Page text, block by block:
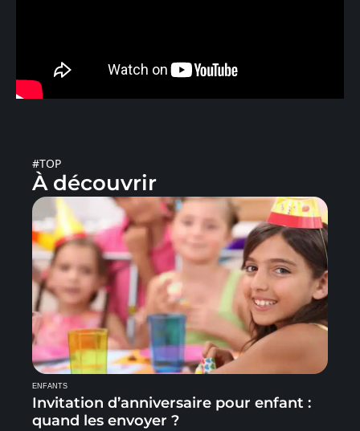
#TOP
À découvrir
ENFANTS
Invitation d’anniversaire pour enfant :
quand les envoyer ?